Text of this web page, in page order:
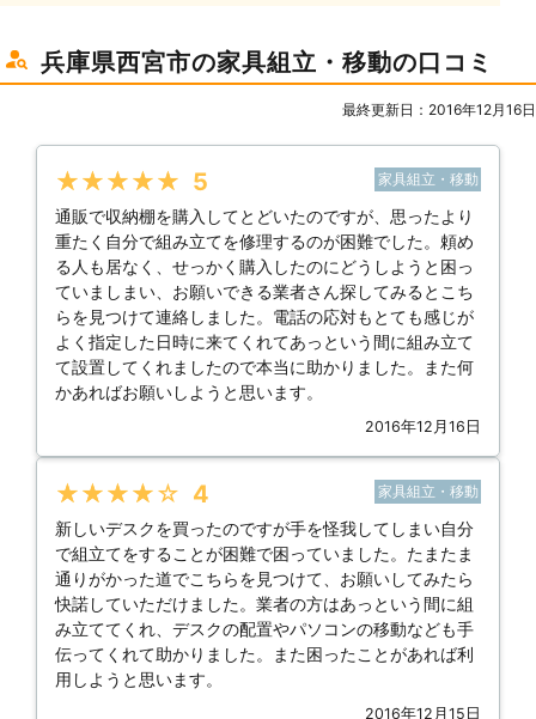
兵庫県西宮市の家具組立・移動の口コミ
最終更新日：2016年12月16日
★★★★★ 5 家具組立・移動
通販で収納棚を購入してとどいたのですが、思ったより
重たく自分で組み立てを修理するのが困難でした。頼め
る人も居なく、せっかく購入したのにどうしようと困っ
ていましまい、お願いできる業者さん探してみるとこち
らを見つけて連絡しました。電話の応対もとても感じが
よく指定した日時に来てくれてあっという間に組み立て
て設置してくれましたので本当に助かりました。また何
かあればお願いしようと思います。
2016年12月16日
★★★★★ 4 家具組立・移動
新しいデスクを買ったのですが手を怪我してしまい自分
で組立てをすることが困難で困っていました。たまたま
通りがかった道でこちらを見つけて、お願いしてみたら
快諾していただけました。業者の方はあっという間に組
み立ててくれ、デスクの配置やパソコンの移動なども手
伝ってくれて助かりました。また困ったことがあれば利
用しようと思います。
2016年12月15日